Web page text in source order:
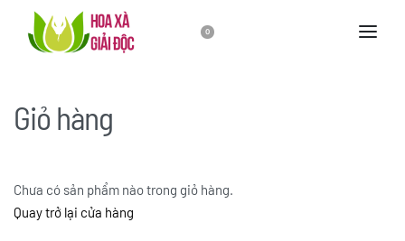
0
Giỏ hàng
Chưa có sản phẩm nào trong giỏ hàng.
Quay trở lại cửa hàng